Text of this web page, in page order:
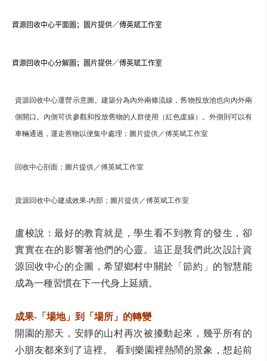
資源回收中心平面圖；圖片提供／傅英斌工作室
資源回收中心分解圖；圖片提供／傅英斌工作室
資源回收中心運營示意圖。建築分為內外兩條流線，舊物投放池也向內外兩
側開口。內側可供參觀和投放舊物的人群使用（紅色虛線）。外側則可以有
車輛通過，運走舊物以便集中處理；圖片提供／傅英斌工作室
回收中心剖面；圖片提供／傅英斌工作室
資源回收中心建成效果-內部；圖片提供／傅英斌工作室
盧梭說：最好的教育就是，學生看不到教育的發生，卻
實實在在的影響著他們的心靈。這正是我們此次設計資
源回收中心的企圖，希望鄉村中關於「節約」的智慧能
成為一種習慣在下一代身上延續。
成果-「場地」到「場所」的轉變
開園的那天，安靜的山村再次被擾動起來，幾乎所有的
小朋友都來到了這裡。 看到樂園裡熱鬧的景象，想起前